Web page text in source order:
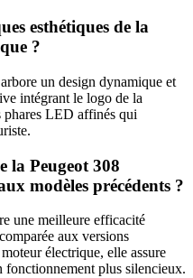
esthétiques de la
?
un design dynamique et
intégrant le logo de la
phares LED affinés qui
la Peugeot 308
modèles précédents ?
une meilleure efficacité
aux versions
électrique, elle assure
fonctionnement plus silencieux.